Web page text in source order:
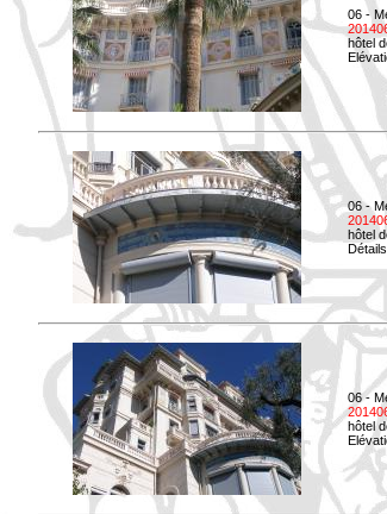
06 -
hôtel
06 -
hôtel
06 -
hôtel